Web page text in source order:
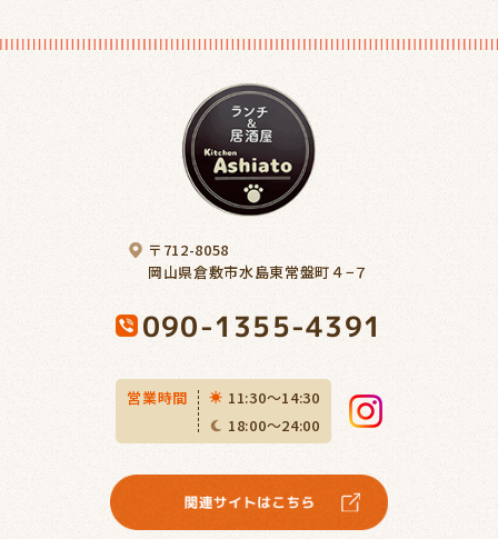
〒712-8058
岡山県倉敷市水島東常盤町４−７
090-1355-4391
営業時間
11:30〜14:30
18:00〜24:00